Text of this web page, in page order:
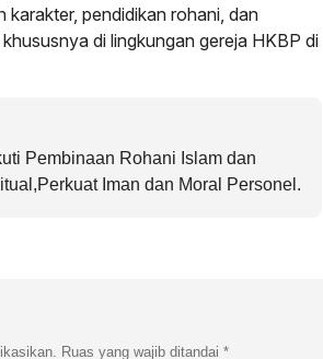
karakter, pendidikan rohani, dan
di lingkungan gereja HKBP di
Pembinaan Rohani Islam dan
Iman dan Moral Personel.
Ruas yang wajib ditandai *